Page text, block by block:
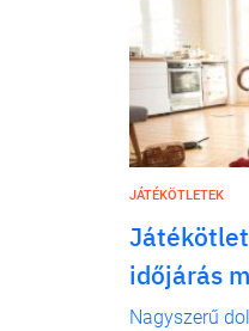
JÁTÉKÖTLETEK
időjárás
Nagyszerű